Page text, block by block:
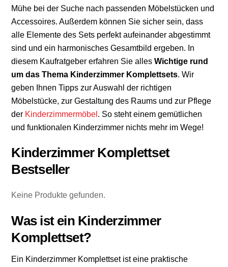
Mühe bei der Suche nach passenden Möbelstücken und
Accessoires. Außerdem können Sie sicher sein, dass
alle Elemente des Sets perfekt aufeinander abgestimmt
sind und ein harmonisches Gesamtbild ergeben. In
diesem Kaufratgeber erfahren Sie allesWichtige rund
um das Thema Kinderzimmer Komplettsets. Wir
geben Ihnen Tipps zur Auswahl der richtigen
Möbelstücke, zur Gestaltung des Raums und zur Pflege
der Kinderzimmermöbel . So steht einem gemütlichen
und funktionalen Kinderzimmer nichts mehr im Wege!
Kinderzimmer Komplettset
Bestseller
Keine Produkte gefunden.
Was ist ein Kinderzimmer
Komplettset?
Ein Kinderzimmer Komplettset ist eine praktische